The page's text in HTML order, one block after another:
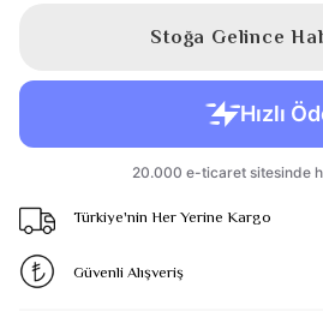
Stoğa Gelince
Türkiye'nin Her Yerine Kargo
Güvenli Alışveriş